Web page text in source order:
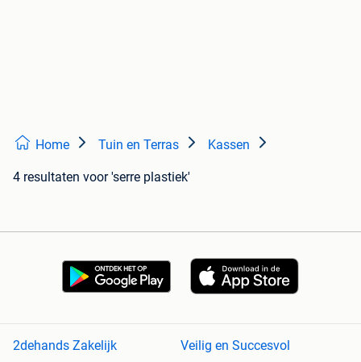
Home Tuin en Terras Kassen
4 resultaten voor 'serre plastiek'
2dehands Zakelijk Veilig en Succesvol